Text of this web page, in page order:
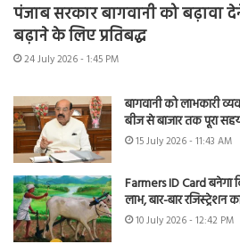
पंजाब सरकार बागवानी को बढ़ावा
बढ़ाने के लिए प्रतिबद्ध
24 July 2026 - 1:45 PM
बागवानी को लाभकारी
बीज से बाजार तक पूरा
15 July 2026 - 11:43 AM
Farmers ID Card बनेगा
लाभ, बार-बार
10 July 2026 - 12:42 PM